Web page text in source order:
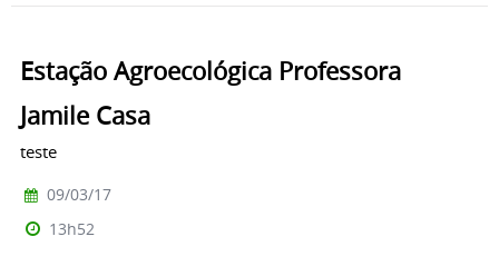
Estação Agroecológica Professora
Jamile Casa
teste
09/03/17
13h52